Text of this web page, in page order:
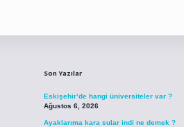
Son Yazılar
Eskişehir’de hangi üniversiteler var ?
Ağustos 6, 2026
Ayaklarıma kara sular indi ne demek ?